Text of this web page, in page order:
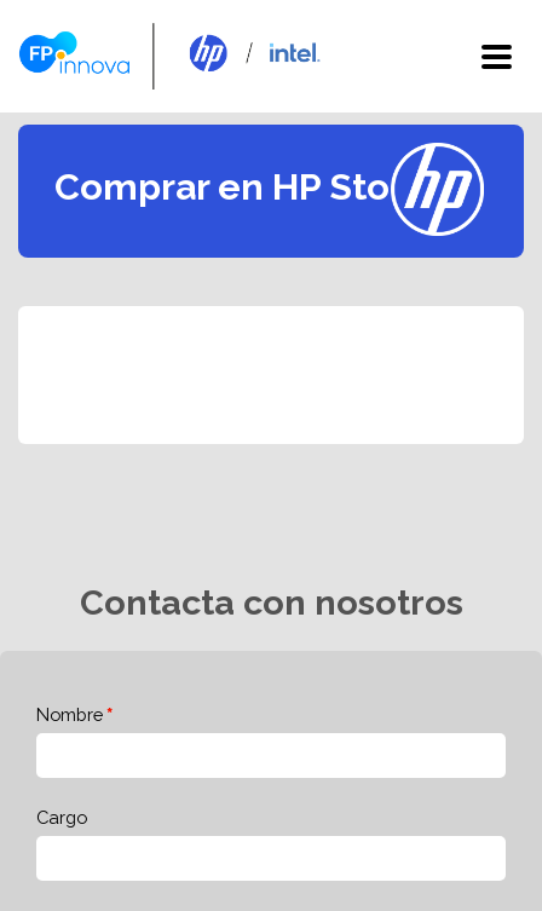
Comprar en HP Store
Contacta con nosotros
Nombre
Cargo